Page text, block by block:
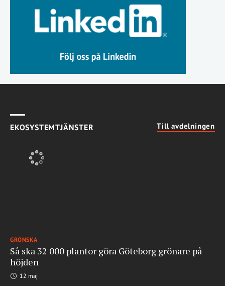
EKOSYSTEMTJÄNSTER Till avdelningen
GRÖNSKA
Så ska 32 000 plantor göra Göteborg grönare på
höjden
12 maj